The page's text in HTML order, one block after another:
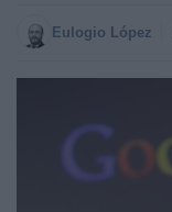
Eulogio López